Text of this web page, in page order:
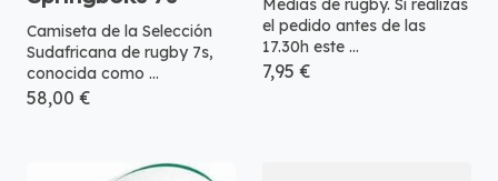
Camiseta de la Selección
Sudafricana de rugby 7s,
conocida como ...
58,00 €
Medias de rugby. Si realizas
el pedido antes de las
17.30h este ...
7,95 €